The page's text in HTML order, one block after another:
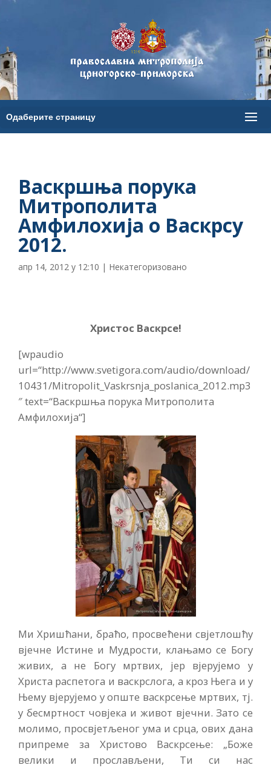
Васкршња порука
Митрополита
Амфилохија о Васкрсу
2012.
апр 14, 2012 у 12:10 | Некатегоризовано
Христос Васкрсе!
[wpaudio
url=“http://www.svetigora.com/audio/download/
10431/Mitropolit_Vaskrsnja_poslanica_2012.mp3
″ text=“Васкршња порука Митрополита
Амфилохија“]
Ми Хришћани, браћо, просвећени свјетлошћу
вјечне Истине и Мудрости, клањамо се Богу
живих, а не Богу мртвих, јер вјерујемо у
Христа распетога и васкрслога, а кроз Њега и у
Њему вјерујемо у опште васкрсење мртвих, тј.
у бесмртност човјека и живот вјечни. Зато се
молимо, просвјетљеног ума и срца, ових дана
припреме за Христово Васкрсење: „Боже
велики и прослављени, Ти си нас